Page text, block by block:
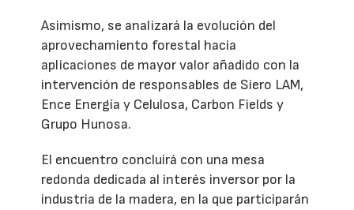
Asimismo, se analizará la evolución del
aprovechamiento forestal hacia
aplicaciones de mayor valor añadido con la
intervención de responsables de Siero LAM,
Ence Energía y Celulosa, Carbon Fields y
Grupo Hunosa.
El encuentro concluirá con una mesa
redonda dedicada al interés inversor por la
industria de la madera, en la que participarán